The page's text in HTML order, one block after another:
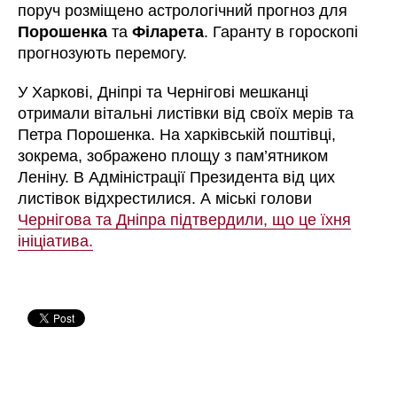
поруч розміщено астрологічний прогноз для
Порошенка таФіларета. Гаранту в гороскопі
прогнозують перемогу.
У Харкові, Дніпрі та Чернігові мешканці
отримали вітальні листівки від своїх мерів та
Петра Порошенка. На харківській поштівці,
зокрема, зображено площу з пам’ятником
Леніну. В Адміністрації Президента від цих
листівок відхрестилися. А міські голови
Чернігова та Дніпра підтвердили, що це їхня
ініціатива.